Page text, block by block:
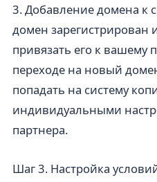
3. Добавление домена к
домен зарегистрирован
привязать его к вашему
переходе на новый
попадать на систему
индивидуальными
партнера.
Шаг 3. Настройка